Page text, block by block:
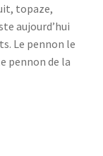
topaze,
aujourd’hui
Le pennon le
pennon de la